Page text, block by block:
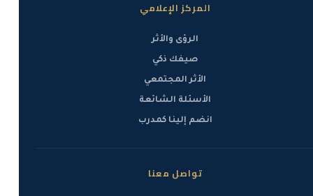
المركز الإعلامي
الرؤى والأثر
صيفك ذكي
الأثر المجتمعي
الأسئلة الشائعة
انضم إلينا كمدرب
تواصل معنا